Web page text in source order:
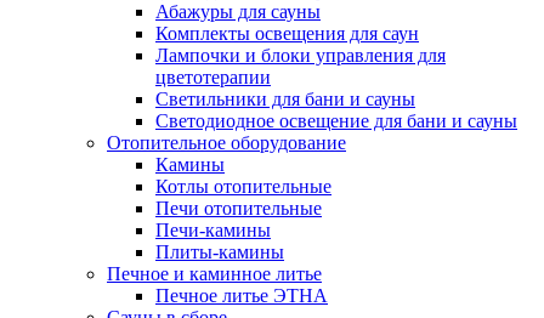
Абажуры для сауны
Комплекты освещения для саун
Лампочки и блоки управления для
цветотерапии
Светильники для бани и сауны
Светодиодное освещение для бани и сауны
Отопительное оборудование
Камины
Котлы отопительные
Печи отопительные
Печи-камины
Плиты-камины
Печное и каминное литье
Печное литье ЭТНА